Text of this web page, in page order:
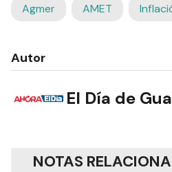
Agmer AMET
Autor
El Día de
NOTAS